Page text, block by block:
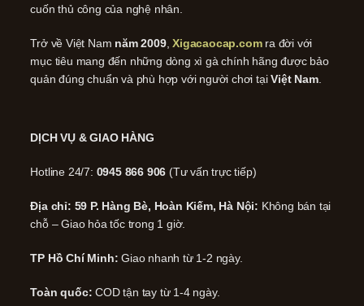
cuốn thủ công của nghệ nhân.
Trở về Việt Nam năm 2009,Xigacaocap.comra đời với
mục tiêu mang đến những dòng xì gà chính hãng được bảo
quản đúng chuẩn và phù hợp với người chơi tạiViệt Nam.
DỊCH VỤ & GIAO HÀNG
Hotline 24/7: 0945 866 906 (Tư vấn trực tiếp)
Địa chỉ: 59 P. Hàng Bè, Hoàn Kiếm, Hà Nội: Không bán tại
chỗ – Giao hỏa tốc trong 1 giờ.
TP Hồ Chí Minh: Giao nhanh từ 1-2 ngày.
Toàn quốc: COD tận tay từ 1-4 ngày.